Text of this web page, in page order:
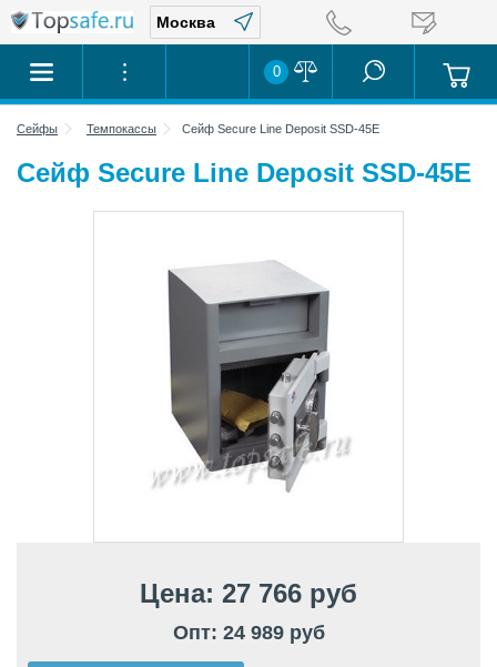
0
Сейфы Темпокассы Сейф Secure Line Deposit SSD-45E
Сейф Secure Line Deposit SSD-45E
Цена: 27 766 руб
Опт: 24 989 руб